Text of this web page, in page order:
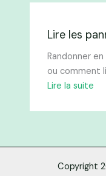
Lire les
Randonner
ou comment
Lire la suite
Copyright